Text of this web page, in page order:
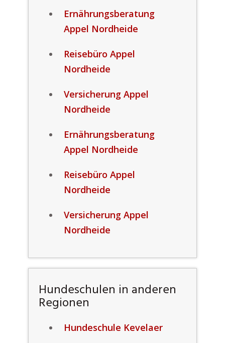
Ernährungsberatung
Appel Nordheide
Reisebüro Appel
Nordheide
Versicherung Appel
Nordheide
Ernährungsberatung
Appel Nordheide
Reisebüro Appel
Nordheide
Versicherung Appel
Nordheide
Hundeschulen in anderen
Regionen
Hundeschule Kevelaer